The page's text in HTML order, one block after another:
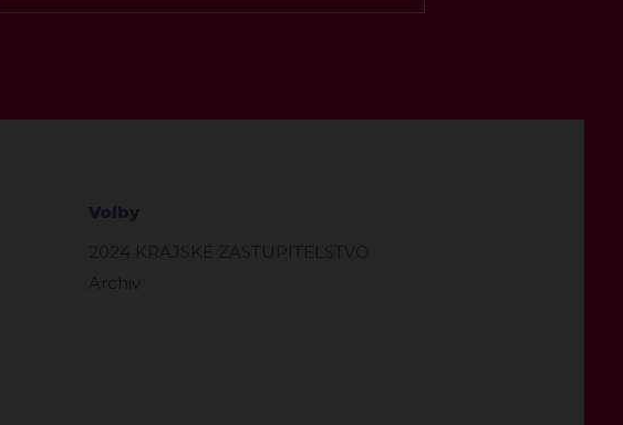
Volby
2024 KRAJSKÉ ZASTUPITELSTVO
Archiv